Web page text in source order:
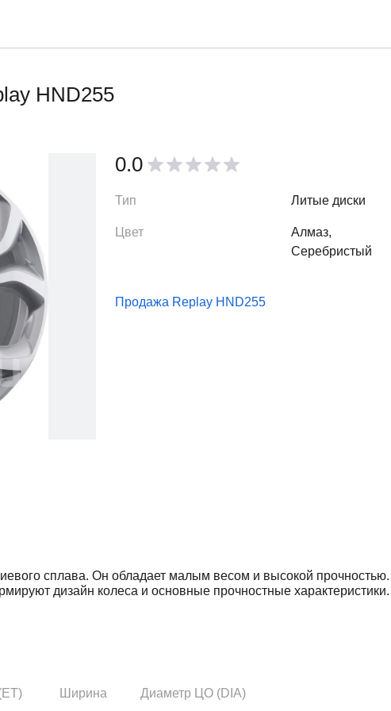
HND255
0.0
Тип Литые диски
Цвет
Алмаз,
Серебристый
Продажа Replay HND255
сплава. Он обладает малым весом и высокой прочностью.
дизайн колеса и основные прочностные
Ширина Диаметр ЦО (DIA)